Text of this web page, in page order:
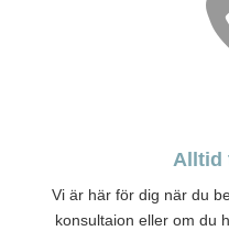
Alltid
Vi är här för dig när du
konsultaion eller om du